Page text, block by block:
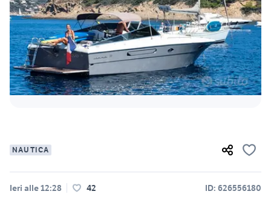
NAUTICA
Ieri alle 12:28 42 ID: 626556180